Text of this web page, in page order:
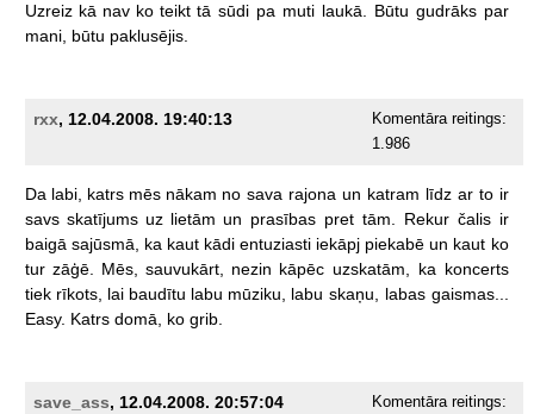
Uzreiz kā nav ko teikt tā sūdi pa muti laukā. Būtu gudrāks par
mani, būtu paklusējis.
rxx, 12.04.2008. 19:40:13
Komentāra reitings:
1.986
Da labi, katrs mēs nākam no sava rajona un katram līdz ar to ir
savs skatījums uz lietām un prasības pret tām. Rekur čalis ir
baigā sajūsmā, ka kaut kādi entuziasti iekāpj piekabē un kaut ko
tur zāģē. Mēs, sauvukārt, nezin kāpēc uzskatām, ka koncerts
tiek rīkots, lai baudītu labu mūziku, labu skaņu, labas gaismas...
Easy. Katrs domā, ko grib.
save_ass, 12.04.2008. 20:57:04
Komentāra reitings: